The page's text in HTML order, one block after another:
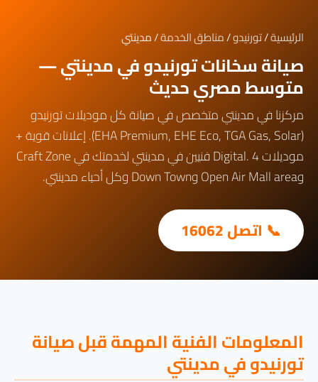
الرئيسية/تورنيدو/مناطق الخدمة/ مدينتي
صيانة سخانات تورنيدو في مدينتي —
متوسط مصري حديث
مركزنا في مدينتي متخصص في صيانة كل موديلات تورنيدو
(EHA Premium, EHE Eco, TGA Gas, Solar). إعلانات قوية +
موديلات Digital. 4 فنيين في مدينتي لخدمتك في Craft Zone
وOpen Air Mall area وDown Town وكل أحياء مدينتي.
📞 اتصل 16062
المعلومات الفنية المهمة قبل صيانة
تورنيدو في مدينتي